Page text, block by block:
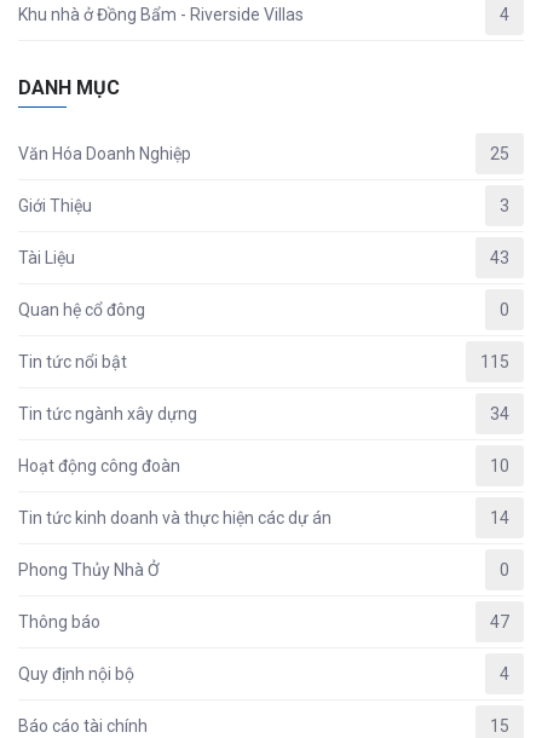
Khu nhà ở Đồng Bẩm - Riverside Villas 4
DANH MỤC
Văn Hóa Doanh Nghiệp 25
Giới Thiệu 3
Tài Liệu 43
Quan hệ cổ đông 0
Tin tức nổi bật 115
Tin tức ngành xây dựng 34
Hoạt động công đoàn 10
Tin tức kinh doanh và thực hiện các dự án 14
Phong Thủy Nhà Ở 0
Thông báo 47
Quy định nội bộ 4
Báo cáo tài chính 15